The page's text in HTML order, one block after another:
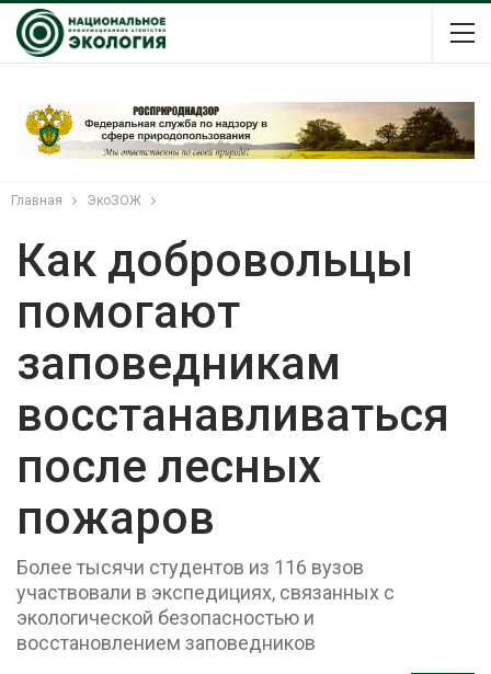
Главная ЭкоЗОЖ
Как добровольцы
помогают
заповедникам
восстанавливаться
после лесных
пожаров
Более тысячи студентов из 116 вузов
участвовали в экспедициях, связанных с
экологической безопасностью и
восстановлением заповедников